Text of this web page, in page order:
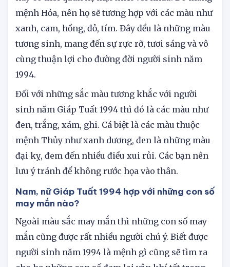
với hợp màu gì. Bởi trong phong thủy, hai yếu tố
này có mối quan hệ mật thiết với nhau. Do mang
mệnh Hỏa, nên họ sẽ tương hợp với các màu như
xanh, cam, hồng, đỏ, tím. Đây đều là những màu
tương sinh, mang đến sự rực rỡ, tươi sáng và vô
cùng thuận lợi cho đường đời người sinh năm
1994.
Đối với những sắc màu tương khắc với người
sinh năm Giáp Tuất 1994 thì đó là các màu như
đen, trắng, xám, ghi. Cá biệt là các màu thuộc
mệnh Thủy như xanh dương, đen là những màu
đại kỵ, đem đến nhiều điều xui rủi. Các bạn nên
lưu ý tránh để không rước họa vào thân.
Nam, nữ Giáp Tuất 1994 hợp với những con số
may mắn nào?
Ngoài màu sắc may mắn thì những con số may
mắn cũng được rất nhiều người chú ý. Biết được